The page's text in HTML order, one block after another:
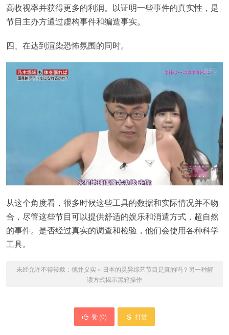
高收视率并获得更多的利润。以证明一些事件的真实性，是
节目主办方通过虚构事件和编造事实。
四、在达到渲染恐怖氛围的同时。
从这个角度看，很多时候这些工具的数据和实际情况并不吻
合，尽管这些节目可以提供舒适的娱乐和消遣方式，超自然
的事件。是否经过真实的调查和检验，他们会使用各种科学
工具。
未经允许不得转载： 德井义实 » 日本的灵异综艺节目是真的吗？另一种解
读方式揭示黑箱操作
赞 (0) 打赏